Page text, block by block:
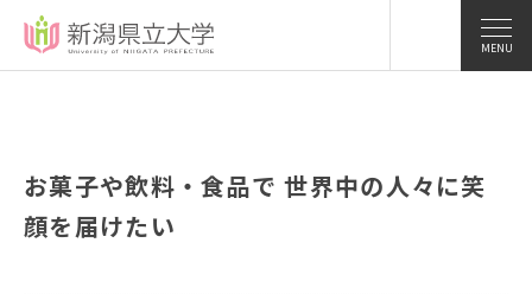
MENU
お菓子や飲料・食品で 世界中の人々に笑
顔を届けたい